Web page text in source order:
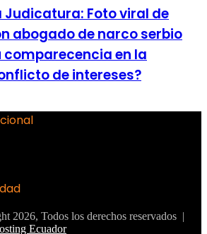
Judicatura: Foto viral de
abogado de narco serbio
comparecencia en la
de intereses?
2026, Todos los derechos reservados |
Ecuador